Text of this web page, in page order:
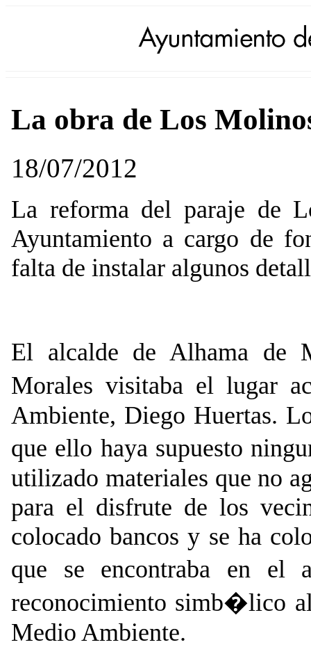
La obra de Los
18/07/2012
La reforma del paraje de
Ayuntamiento a cargo de
falta de instalar algunos
El alcalde de Alhama de
Morales visitaba el lugar
Ambiente, Diego Huertas.
que ello haya supuesto
utilizado materiales que no
para el disfrute de los
colocado bancos y se ha
que se encontraba en el
reconocimiento simb�lico
Medio Ambiente.